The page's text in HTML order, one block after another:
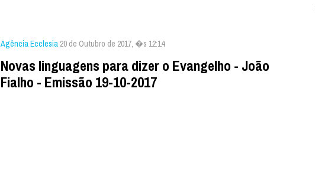
Agência Ecclesia 20 de Outubro de 2017, �s 12:14
Novas linguagens para dizer o Evangelho - João
Fialho - Emissão 19-10-2017